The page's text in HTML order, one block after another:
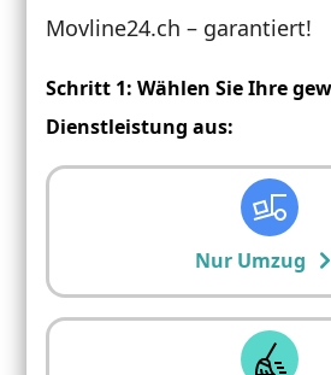
Movline24.ch – garantiert!
Schritt 1: Wählen Sie Ihre
Dienstleistung aus:
Nur Umzug